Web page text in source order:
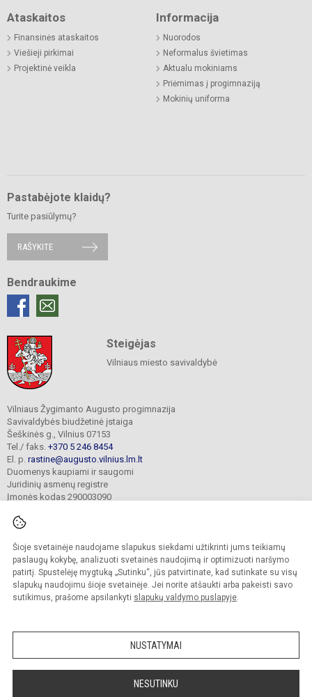
Šioje svetainėje naudojame slapukus siekdami užtikrinti jums teikiamų
paslaugų kokybę, analizuoti svetainės naudojimą ir optimizuoti naršymo
patirtį. Spustelėję mygtuką „Sutinku“, jūs patvirtinate, kad sutinkate su visų
slapukų naudojimu šioje svetainėje. Jei norite atšaukti arba pakeisti savo
sutikimus, prašome apsilankyti slapukų valdymo puslapyje.
NUSTATYMAI
NESUTINKU
Ataskaitos
Finansinės ataskaitos
Viešieji pirkimai
Projektinė veikla
Informacija
Nuorodos
Neformalus švietimas
Aktualu mokiniams
Priėmimas į progimnaziją
Mokinių uniforma
Pastabėjote klaidų?
Turite pasiūlymų?
RAŠYKITE
Bendraukime
Steigėjas
Vilniaus miesto savivaldybė
Vilniaus Žygimanto Augusto progimnazija
Savivaldybės biudžetinė įstaiga
Šeškinės g., Vilnius 07153
Tel./ faks. +370 5 246 8454
El. p. rastine@augusto.vilnius.lm.lt
Duomenys kaupiami ir saugomi
Juridinių asmenų registre
Įmonės kodas 290003090
© 2021. Vilniaus Žygimanto Augusto progimnazija. Visos teisės saugomos.
Kopijuoti turinį be raštiško mokyklos sutikimo griežtai draudžiama.
Versija neįgaliesiems Slapukų valdymas